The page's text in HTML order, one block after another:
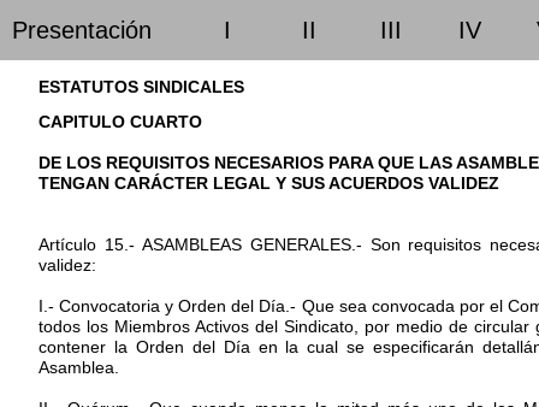
I II III IV
Presentación
ESTATUTOS SINDICALES
CAPITULO CUARTO
DE LOS REQUISITOS NECESARIOS PARA QUE LAS
TENGAN CARÁCTER LEGAL Y SUS ACUERDOS VALIDEZ
Artículo 15.- ASAMBLEAS GENERALES.- Son requisitos
validez:
I.- Convocatoria y Orden del Día.- Que sea convocada por el
todos los Miembros Activos del Sindicato, por medio de
contener la Orden del Día en la cual se especificarán
Asamblea.